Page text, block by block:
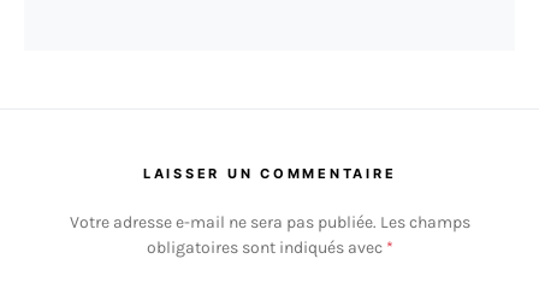
LAISSER UN COMMENTAIRE
Votre adresse e-mail ne sera pas publiée. Les champs
obligatoires sont indiqués avec *